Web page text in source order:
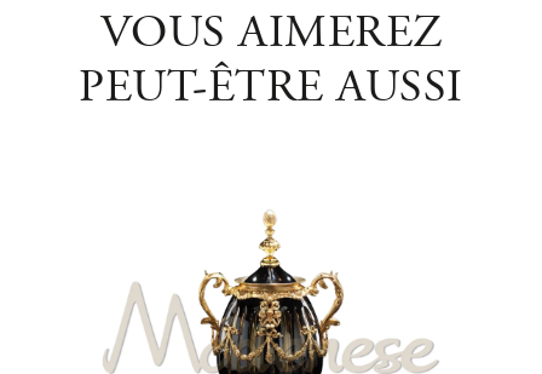
VOUS AIMEREZ
PEUT-ÊTRE AUSSI